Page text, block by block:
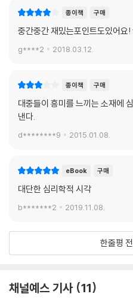
럼, 그저 대가의 이론을 이해하고
한 것이었다.
--- p. 83~84
프로그램의 한 장면을 살펴보자. 박
박명수: (어금니 꽉) “다음 달이면
유재석: (무슨 소리) “다다다음 달입
(모함개그 되치기)
유재석: (못 참아) “지금 여기서 바
(초반 치열한 신경전)
박명수와 유재석이 나누는, 불과 12
두 사람이 실제 나눈 대화는 이 자막
다. 외국에서 살다가 오랜만에 들어
종이책 구매
중간중간 재밌는포인트도있어요!
g****2 2018.03.12.
종이책 구매
대중들이 흥미를 느끼는 소재에
낸다.
d********9 2015.01.08.
eBook 구매
대단한 심리학적 시각
b*******2 2019.11.08.
한줄평
채널예스 기사 11